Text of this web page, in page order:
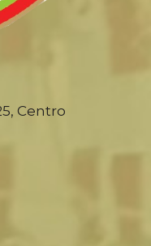
Centro